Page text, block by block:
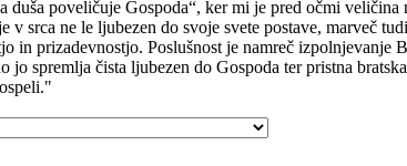
poveličuje Gospoda“, ker mi je pred očmi
v srca ne le ljubezen do svoje svete postave, marveč
in prizadevnostjo. Poslušnost je namreč
spremlja čista ljubezen do Gospoda ter pristna